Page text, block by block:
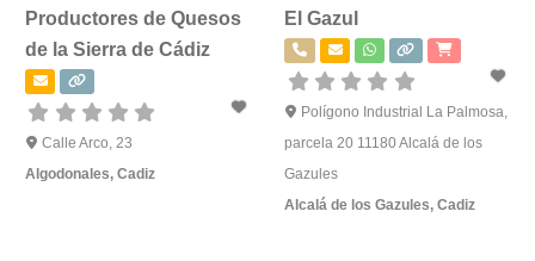
Productores de Quesos
de la Sierra de Cádiz
Calle Arco, 23
Algodonales, Cadiz
El Gazul
Polígono Industrial La Palmosa,
parcela 20 11180 Alcalá de los
Gazules
Alcalá de los Gazules,Cadiz